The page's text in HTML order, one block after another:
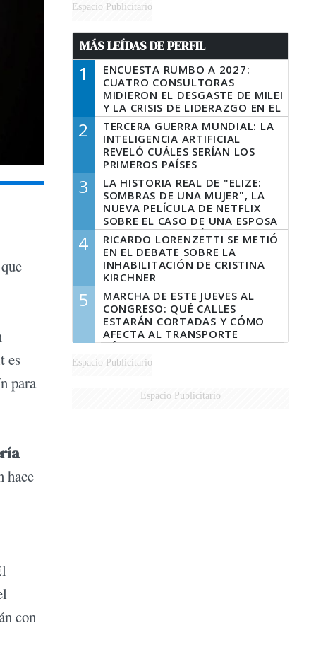
es
para
hace
con
Espacio Publicitario
MÁS LEÍDAS DE PERFIL
1
ENCUESTA RUMBO A 2027:
CUATRO CONSULTORAS
MIDIERON EL DESGASTE DE MILEI
Y LA CRISIS DE LIDERAZGO EN EL
PERONISMO
2
TERCERA GUERRA MUNDIAL: LA
INTELIGENCIA ARTIFICIAL
REVELÓ CUÁLES SERÍAN LOS
PRIMEROS PAÍSES
LATINOAMERICANOS EN SER
DERROTADOS
3
LA HISTORIA REAL DE "ELIZE:
SOMBRAS DE UNA MUJER", LA
NUEVA PELÍCULA DE NETFLIX
SOBRE EL CASO DE UNA ESPOSA
QUE DESCUARTIZÓ A SU
MARIDO
4
RICARDO LORENZETTI SE METIÓ
EN EL DEBATE SOBRE LA
INHABILITACIÓN DE CRISTINA
KIRCHNER
5
MARCHA DE ESTE JUEVES AL
CONGRESO: QUÉ CALLES
ESTARÁN CORTADAS Y CÓMO
AFECTA AL TRANSPORTE
PÚBLICO
Espacio Publicitario
Espacio Publicitario